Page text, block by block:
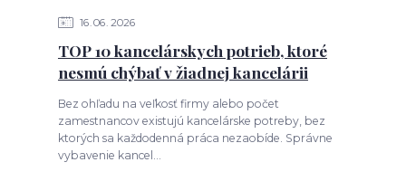
16 06 2026
TOP 10 kancelárskych potrieb, ktoré
nesmú chýbať v žiadnej kancelárii
Bez ohľadu na veľkosť firmy alebo počet
zamestnancov existujú kancelárske potreby, bez
ktorých sa každodenná práca nezaobíde. Správne
vybavenie kancel...